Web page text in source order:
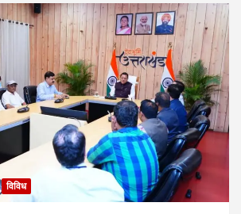
विविध